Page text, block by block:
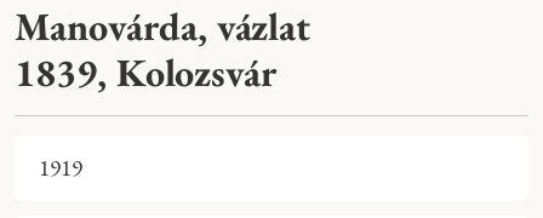
Manovárda, vázlat
1839, Kolozsvár
1919